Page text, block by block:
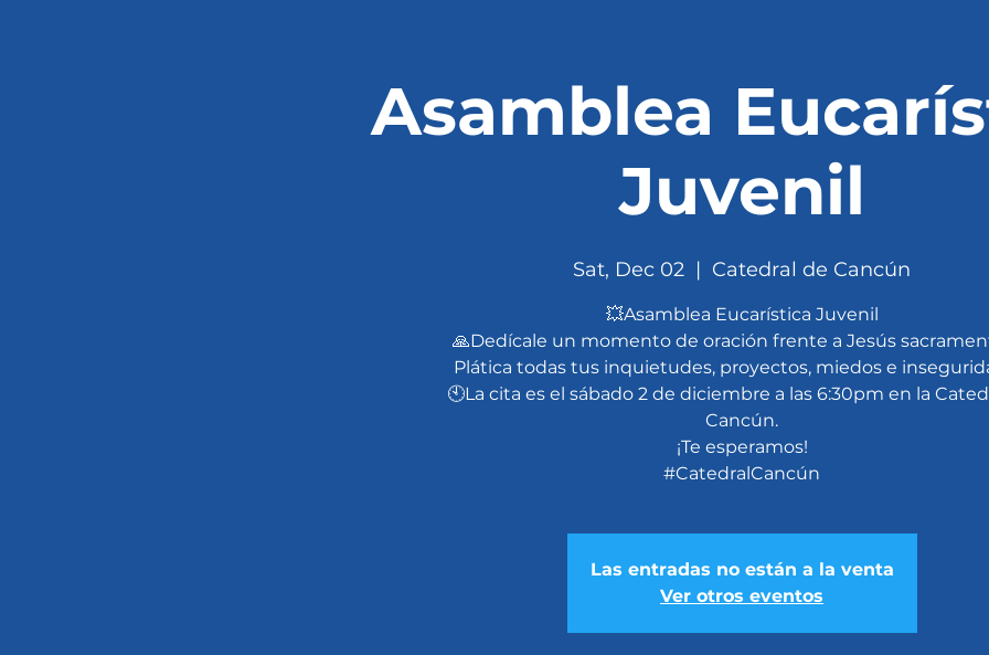
Asamblea
Juvenil
Sat, Dec 02
  |
Catedral de Cancún
💥Asamblea Eucarística Juvenil
🙏Dedícale un momento de oración frente a Jesús
Plática todas tus inquietudes, proyectos, miedos e
🕙La cita es el sábado 2 de diciembre a las 6:30pm en la
Cancún.
¡Te esperamos!
#CatedralCancún
Las entradas no están a la venta
Ver otros eventos